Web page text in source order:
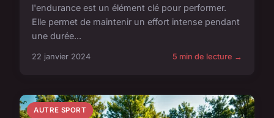
l'endurance est un élément clé pour performer.
Elle permet de maintenir un effort intense pendant
une durée...
22 janvier 2024 5 min de lecture →
AUTRE SPORT